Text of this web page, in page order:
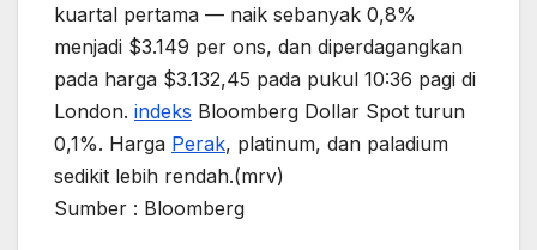
kuartal pertama — naik sebanyak 0,8%
menjadi $3.149 per ons, dan diperdagangkan
pada harga $3.132,45 pada pukul 10:36 pagi di
London. indeks Bloomberg Dollar Spot turun
0,1%. Harga Perak, platinum, dan paladium
sedikit lebih rendah.(mrv)
Sumber : Bloomberg